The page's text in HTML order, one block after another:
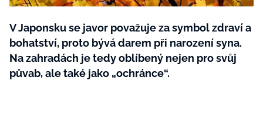
Rady a tipy
SVĚT ŽENY - 599 KČ
ROČNÍ PŘEDPLATNÉ SVĚT ŽENY +
SADA PRODUKTŮ MANA (10 ks)
V Japonsku se javor považuje za symbol zdraví a
bohatství, proto bývá darem při narození syna.
Na zahradách je tedy oblíbený nejen pro svůj
půvab, ale také jako „ochránce“.